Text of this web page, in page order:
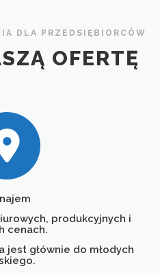
PYTANIE DO EKSPERTA
DLA PRZEDSIĘBIORCÓW
OFERTĘ
produkcyjnych i
cenach.
jest głównie do młodych